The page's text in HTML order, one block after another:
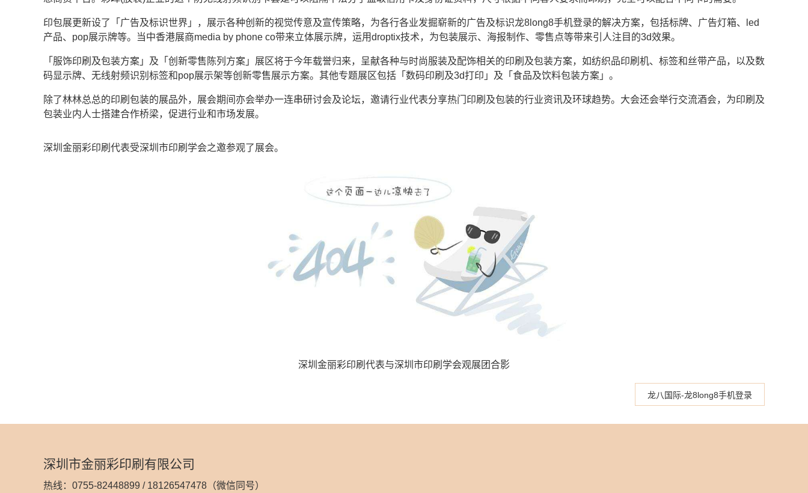
印包展更新设了「广告及标识世界」，展示各种创新的视觉传意及宣传策略，为各行各业发掘崭新的广告及标识龙8long8手机登录的解决方案，包括标牌、广告灯箱、led
产品、pop展示牌等。当中香港展商media by phone co带来立体展示牌，运用droptix技术，为包装展示、海报制作、零售点等带来引人注目的3d效果。
「服饰印刷及包装方案」及「创新零售陈列方案」展区将于今年载誉归来，呈献各种与时尚服装及配饰相关的印刷及包装方案，如纺织品印刷机、标签和丝带产品，以及数
码显示牌、无线射频识别标签和pop展示架等创新零售展示方案。其他专题展区包括「数码印刷及3d打印」及「食品及饮料包装方案」。
除了林林总总的印刷包装的展品外，展会期间亦会举办一连串研讨会及论坛，邀请行业代表分享热门印刷及包装的行业资讯及环球趋势。大会还会举行交流酒会，为印刷及
包装业内人士搭建合作桥梁，促进行业和市场发展。
深圳金丽彩印刷代表受深圳市印刷学会之邀参观了展会。
深圳金丽彩印刷代表与深圳市印刷学会观展团合影
龙八国际-龙8long8手机登录
深圳市金丽彩印刷有限公司
热线：0755-82448899 / 18126547478（微信同号）